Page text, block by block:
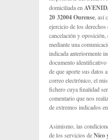
domiciliada en
20 32004 Ourense ,
ejercicio de los derechos
cancelación y oposición,
mediante una
indicada anteriormente
documento identificativo
de que aporte sus datos
correo electrónico, el
fichero cuya finalidad
comentario que nos
de extremos indicados
Asimismo, las
de los servicios deNico